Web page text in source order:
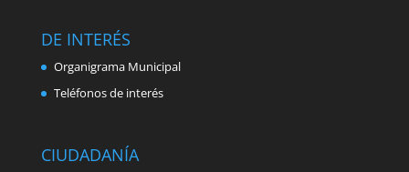
DE INTERÉS
Organigrama Municipal
Teléfonos de interés
CIUDADANÍA